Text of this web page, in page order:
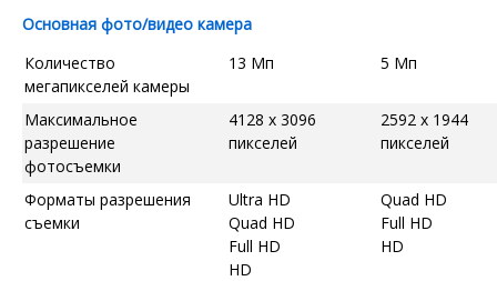
Основная фото/видео камера
Количество
мегапикселей камеры
13 Мп 5 Мп
Максимальное
разрешение
фотосъемки
4128 x 3096
пикселей
2592 x 1944
пикселей
Форматы разрешения
съемки
Ultra HD
Quad HD
Full HD
HD
Quad HD
Full HD
HD